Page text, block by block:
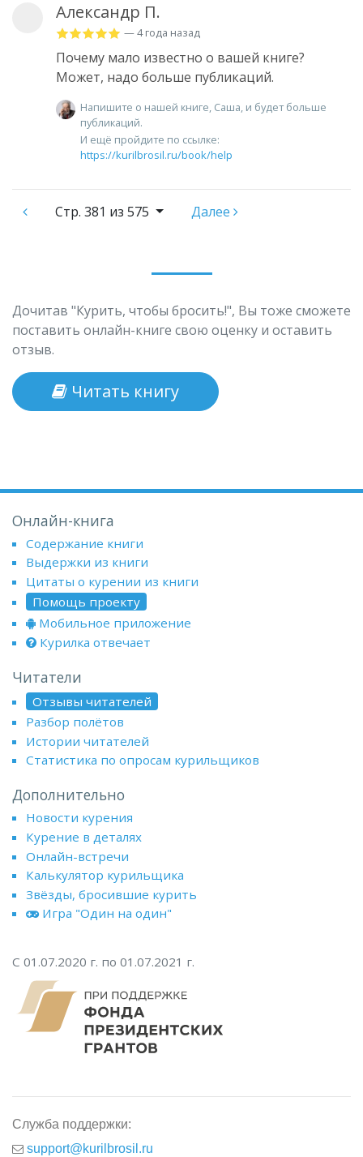
Александр П.
— 4 года назад
Почему мало известно о вашей книге?
Может, надо больше публикаций.
Напишите о нашей книге, Саша, и будет больше
публикаций.
И ещё пройдите по ссылке:
https://kurilbrosil.ru/book/help
Стр. 381 из 575 Далее
Дочитав "Курить, чтобы бросить!", Вы тоже сможете
поставить онлайн-книге свою оценку и оставить
отзыв.
Читать книгу
Онлайн-книга
Содержание книги
Выдержки из книги
Цитаты о курении из книги
Помощь проекту
Мобильное приложение
Курилка отвечает
Читатели
Отзывы читателей
Разбор полётов
Истории читателей
Статистика по опросам курильщиков
Дополнительно
Новости курения
Курение в деталях
Онлайн-встречи
Калькулятор курильщика
Звёзды, бросившие курить
Игра "Один на один"
С 01.07.2020 г. по 01.07.2021 г.
Служба поддержки:
support@kurilbrosil.ru